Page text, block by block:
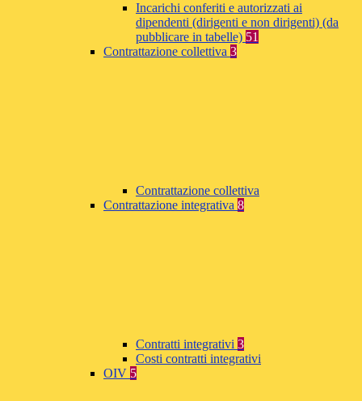
Incarichi conferiti e autorizzati ai
dipendenti (dirigenti e non dirigenti) (da
pubblicare in tabelle) 51
Contrattazione collettiva 3
Contrattazione collettiva
Contrattazione integrativa 8
Contratti integrativi 3
Costi contratti integrativi
OIV 5